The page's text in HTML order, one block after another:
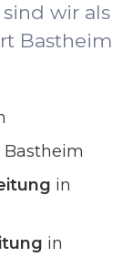
wir als
Bastheim
Bastheim
in
in